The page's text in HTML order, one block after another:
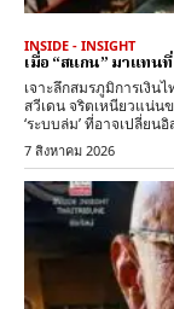
INSIDE - INSIGHT
เมื่อ “สแกน” มาแทน
เจาะลึกสมรภูมิการเงิน
สวีเดน จริตเหนียวแน่น
‘ระบบล่ม’ ที่อาจเปลี่ย
7 สิงหาคม 2026